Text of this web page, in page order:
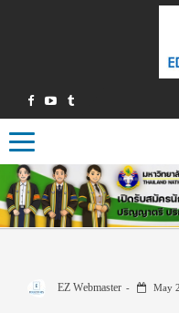
Toggle navigation
EZ Webmaster May